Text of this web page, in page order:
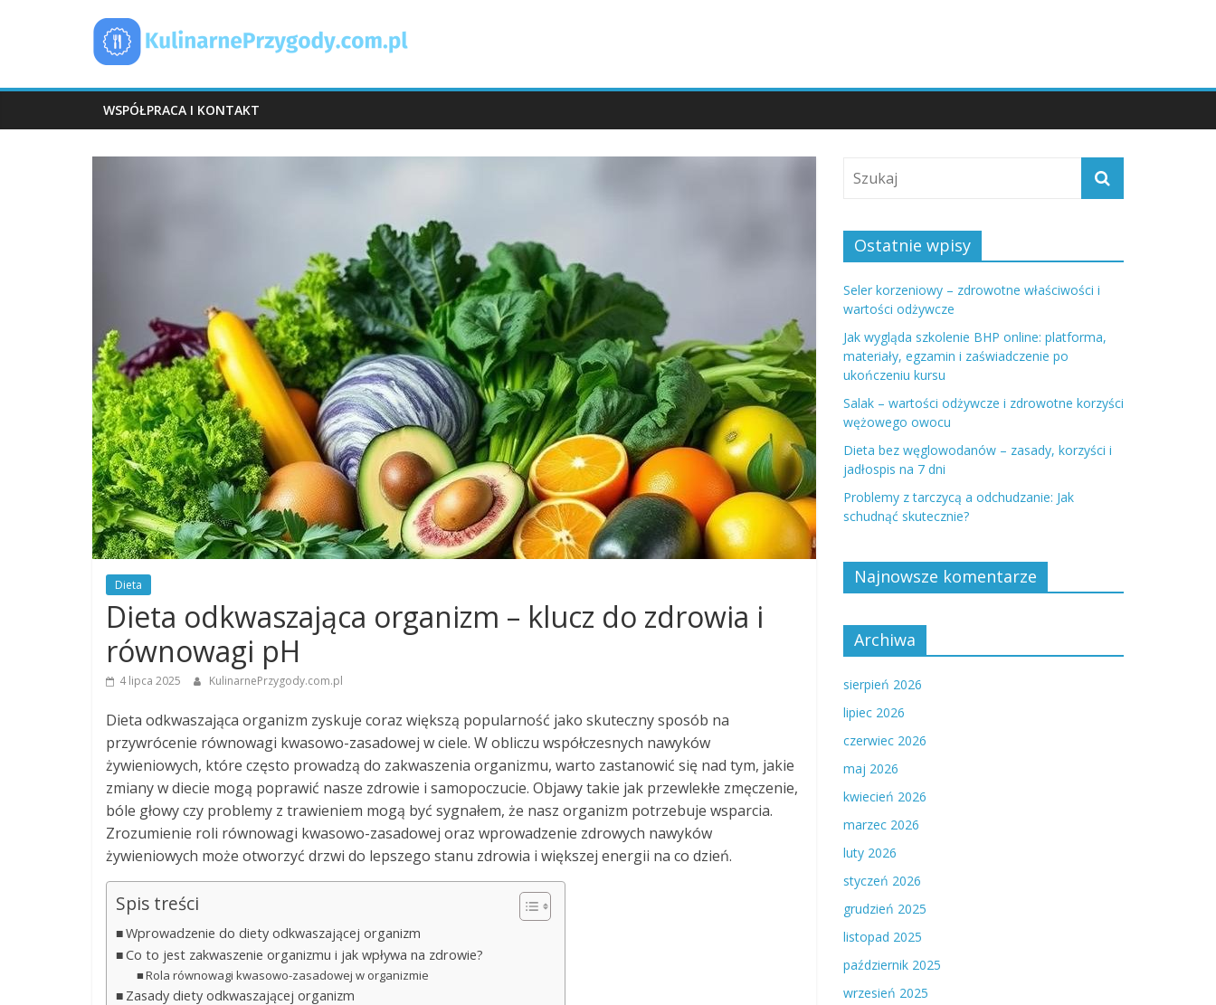
KulinarnePrzygody.com.pl
WSPÓŁPRACA I KONTAKT
Dieta
Dieta odkwaszająca organizm – klucz do zdrowia i
równowagi pH
4 lipca 2025 KulinarnePrzygody.com.pl
Dieta odkwaszająca organizm zyskuje coraz większą popularność jako skuteczny sposób na
przywrócenie równowagi kwasowo-zasadowej w ciele. W obliczu współczesnych nawyków
żywieniowych, które często prowadzą do zakwaszenia organizmu, warto zastanowić się nad tym, jakie
zmiany w diecie mogą poprawić nasze zdrowie i samopoczucie. Objawy takie jak przewlekłe zmęczenie,
bóle głowy czy problemy z trawieniem mogą być sygnałem, że nasz organizm potrzebuje wsparcia.
Zrozumienie roli równowagi kwasowo-zasadowej oraz wprowadzenie zdrowych nawyków
żywieniowych może otworzyć drzwi do lepszego stanu zdrowia i większej energii na co dzień.
Spis treści
Wprowadzenie do diety odkwaszającej organizm
Co to jest zakwaszenie organizmu i jak wpływa na zdrowie?
Rola równowagi kwasowo-zasadowej w organizmie
Zasady diety odkwaszającej organizm
Ostatnie wpisy
Seler korzeniowy – zdrowotne właściwości i
wartości odżywcze
Jak wygląda szkolenie BHP online: platforma,
materiały, egzamin i zaświadczenie po
ukończeniu kursu
Salak – wartości odżywcze i zdrowotne korzyści
wężowego owocu
Dieta bez węglowodanów – zasady, korzyści i
jadłospis na 7 dni
Problemy z tarczycą a odchudzanie: Jak
schudnąć skutecznie?
Najnowsze komentarze
Archiwa
sierpień 2026
lipiec 2026
czerwiec 2026
maj 2026
kwiecień 2026
marzec 2026
luty 2026
styczeń 2026
grudzień 2025
listopad 2025
październik 2025
wrzesień 2025